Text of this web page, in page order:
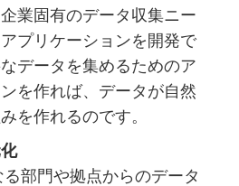
業固有のデータ収集ニー
プリケーションを開発で
データを集めるためのア
を作れば、データが自然
を作れるのです。
部門や拠点からのデータ